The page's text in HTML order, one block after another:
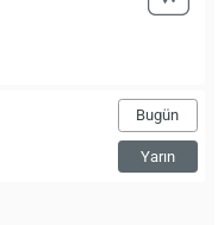
Bugün
Yarın